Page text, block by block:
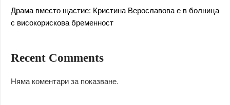
Драма вместо щастие: Кристина Верославова е в болница
с високорискова бременност
Recent Comments
Няма коментари за показване.